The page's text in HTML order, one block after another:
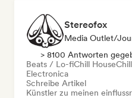
Stereofox
Media Outlet/
> 8100 Antworten
Beats / Lo-fiChill House
Electronica
Schreibe Artikel
Künstler zu meinen